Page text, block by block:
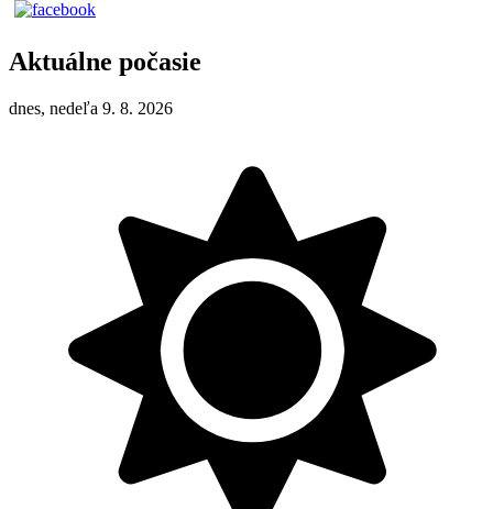
Aktuálne počasie
dnes, nedeľa 9. 8. 2026